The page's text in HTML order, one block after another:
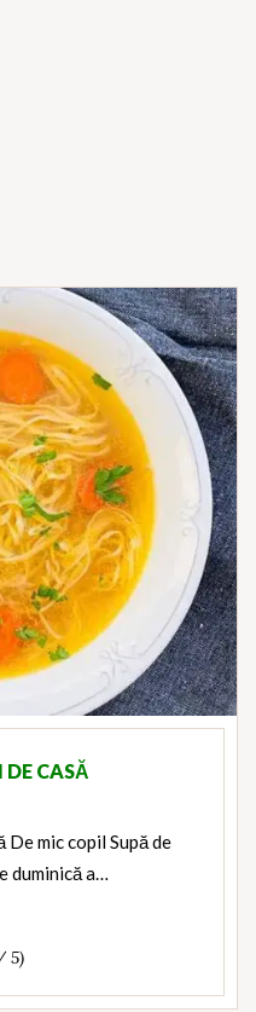
DE CASĂ
De mic copil Supă de
duminică a…
5)